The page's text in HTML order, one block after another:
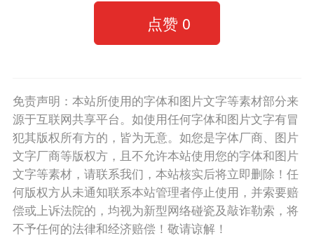
点赞 0
免责声明：本站所使用的字体和图片文字等素材部分来
源于互联网共享平台。如使用任何字体和图片文字有冒
犯其版权所有方的，皆为无意。如您是字体厂商、图片
文字厂商等版权方，且不允许本站使用您的字体和图片
文字等素材，请联系我们，本站核实后将立即删除！任
何版权方从未通知联系本站管理者停止使用，并索要赔
偿或上诉法院的，均视为新型网络碰瓷及敲诈勒索，将
不予任何的法律和经济赔偿！敬请谅解！